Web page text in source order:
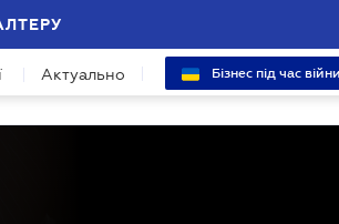
Актуально Бізнес під час війни